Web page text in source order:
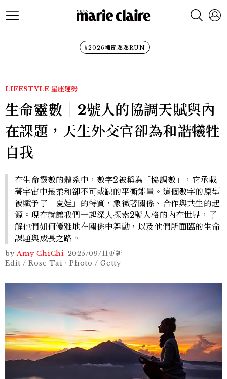
#2026裙襬澎澎RUN
LIFESTYLE 星座運勢
生命靈數｜2號人的協調天賦與內
在課題，天生外交官卻為和諧犧牲
自我
在生命靈數的體系中，數字2被稱為「協調數」，它承載
著宇宙中最柔和卻不可或缺的平衡能量。這個數字的原型
被賦予了「夏娃」的特質，象徵著關係、合作與共生的起
源。現在就讓我們一起深入探索2號人格的內在世界，了
解他們如何優雅地在關係中舞動，以及他們所面臨的生命
課題與成長之路。
by Amy ChiChi-2025/09/11更新
Edit / Rose Tai、Photo / Getty